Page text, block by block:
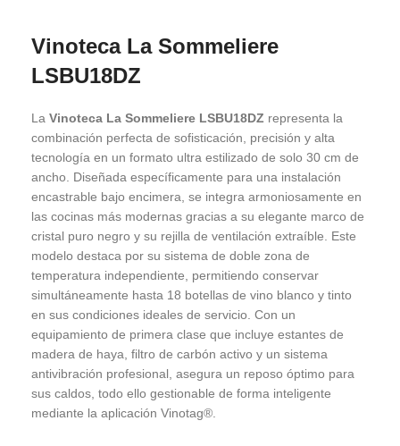
Vinoteca La Sommeliere
LSBU18DZ
La Vinoteca La Sommeliere LSBU18DZ representa la
combinación perfecta de sofisticación, precisión y alta
tecnología en un formato ultra estilizado de solo 30 cm de
ancho. Diseñada específicamente para una instalación
encastrable bajo encimera, se integra armoniosamente en
las cocinas más modernas gracias a su elegante marco de
cristal puro negro y su rejilla de ventilación extraíble. Este
modelo destaca por su sistema de doble zona de
temperatura independiente, permitiendo conservar
simultáneamente hasta 18 botellas de vino blanco y tinto
en sus condiciones ideales de servicio. Con un
equipamiento de primera clase que incluye estantes de
madera de haya, filtro de carbón activo y un sistema
antivibración profesional, asegura un reposo óptimo para
sus caldos, todo ello gestionable de forma inteligente
mediante la aplicación Vinotag®.